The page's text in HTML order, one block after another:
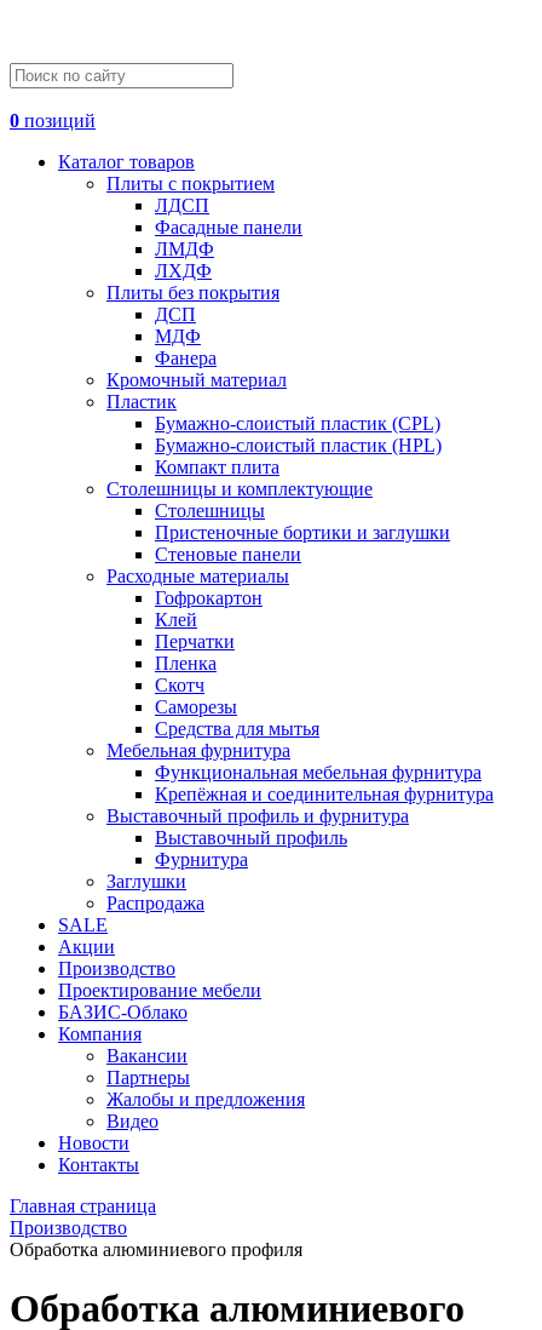
0 позиций
Каталог товаров
Плиты с покрытием
ЛДСП
Фасадные панели
ЛМДФ
ЛХДФ
Плиты без покрытия
ДСП
МДФ
Фанера
Кромочный материал
Пластик
Бумажно-слоистый пластик (CPL)
Бумажно-слоистый пластик (HPL)
Компакт плита
Столешницы и комплектующие
Столешницы
Пристеночные бортики и заглушки
Стеновые панели
Расходные материалы
Гофрокартон
Клей
Перчатки
Пленка
Скотч
Саморезы
Средства для мытья
Мебельная фурнитура
Функциональная мебельная фурнитура
Крепёжная и соединительная фурнитура
Выставочный профиль и фурнитура
Выставочный профиль
Фурнитура
Заглушки
Распродажа
SALE
Акции
Производство
Проектирование мебели
БАЗИС-Облако
Компания
Вакансии
Партнеры
Жалобы и предложения
Видео
Новости
Контакты
Главная страница
Производство
Обработка алюминиевого профиля
Обработка алюминиевого